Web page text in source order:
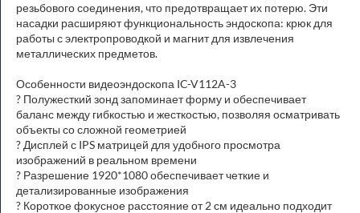
резьбового соединения, что предотвращает их потерю. Эти
насадки расширяют функциональность эндоскопа: крюк для
работы с электропроводкой и магнит для извлечения
металлических предметов.
Особенности видеоэндоскопа IC-V112A-3
? Полужесткий зонд запоминает форму и обеспечивает
баланс между гибкостью и жесткостью, позволяя осматривать
объекты со сложной геометрией
? Дисплей с IPS матрицей для удобного просмотра
изображений в реальном времени
? Разрешение 1920*1080 обеспечивает четкие и
детализированные изображения
? Короткое фокусное расстояние от 2 см идеально подходит